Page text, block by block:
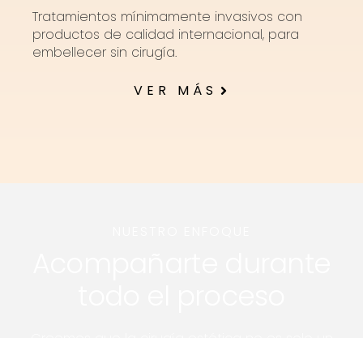
Tratamientos mínimamente invasivos con
productos de calidad internacional, para
embellecer sin cirugía.
VER MÁS